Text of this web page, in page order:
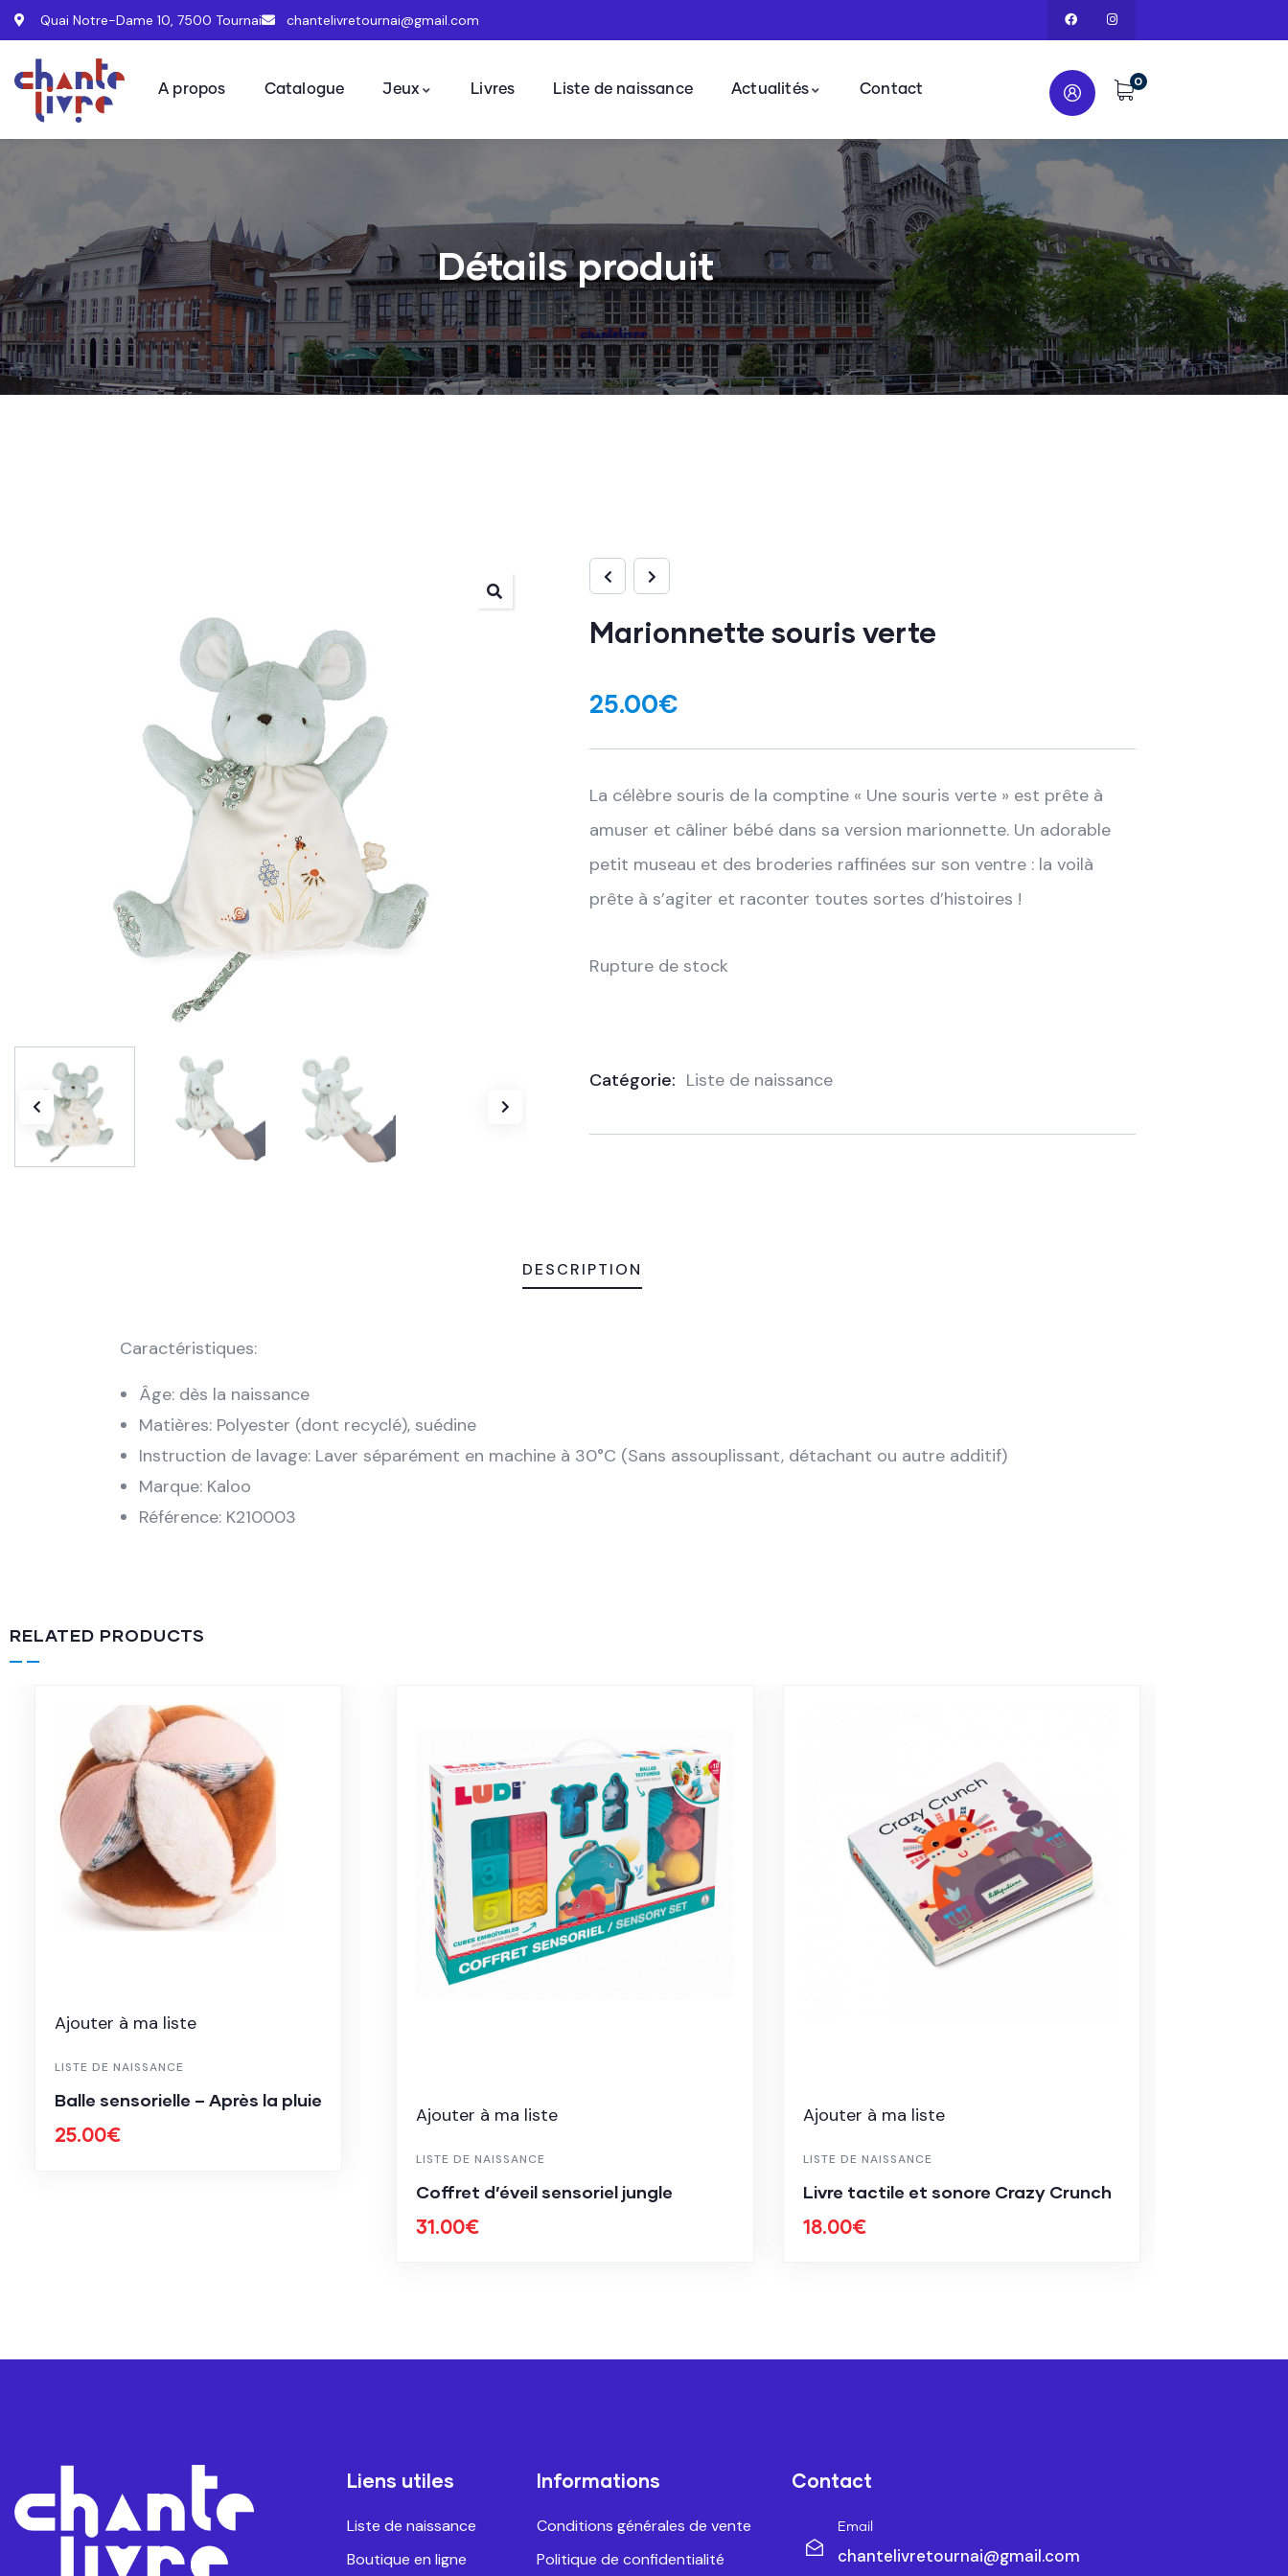
Quai Notre-Dame 10, 7500 Tournai chantelivretournai@gmail.com
A propos Catalogue Jeux Livres Liste de naissance Actualités Contact
0
Détails produit
Marionnette souris verte
25.00€
La célèbre souris de la comptine « Une souris verte » est prête à
amuser et câliner bébé dans sa version marionnette. Un adorable
petit museau et des broderies raffinées sur son ventre : la voilà
prête à s’agiter et raconter toutes sortes d’histoires !
Rupture de stock
Catégorie: Liste de naissance
DESCRIPTION
Caractéristiques:
Âge: dès la naissance
Matières: Polyester (dont recyclé), suédine
Instruction de lavage: Laver séparément en machine à 30°C (Sans assouplissant, détachant ou autre additif)
Marque: Kaloo
Référence: K210003
RELATED PRODUCTS
Ajouter à ma liste
LISTE DE NAISSANCE
Balle sensorielle – Après la pluie
25.00€
Ajouter à ma liste
LISTE DE NAISSANCE
Coffret d’éveil sensoriel jungle
31.00€
Ajouter à ma liste
LISTE DE NAISSANCE
Livre tactile et sonore Crazy Crunch
18.00€
Liens utiles
Liste de naissance
Boutique en ligne
Informations
Conditions générales de vente
Politique de confidentialité
Contact
Email
chantelivretournai@gmail.com